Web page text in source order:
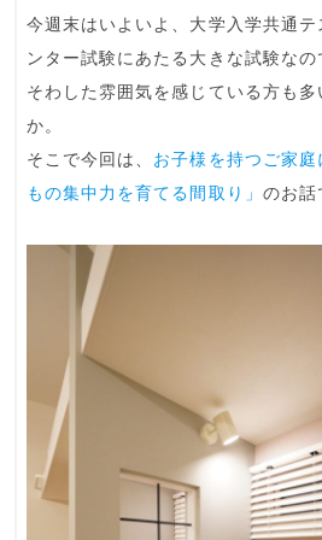
今週末はいよいよ、大学入学共通
ンター試験にあたる大きな試験な
そわした雰囲気を感じている方も多
か。
そこで今回は、 お子様を持つご家
もの集中力を育てる間取り」 のお話